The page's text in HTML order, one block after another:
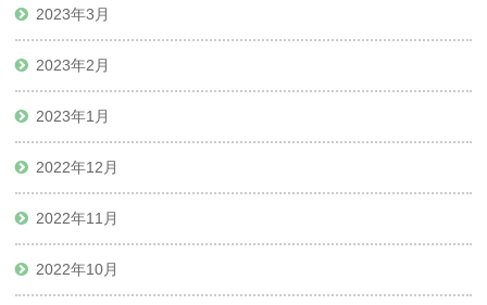
2023年3月
2023年2月
2023年1月
2022年12月
2022年11月
2022年10月